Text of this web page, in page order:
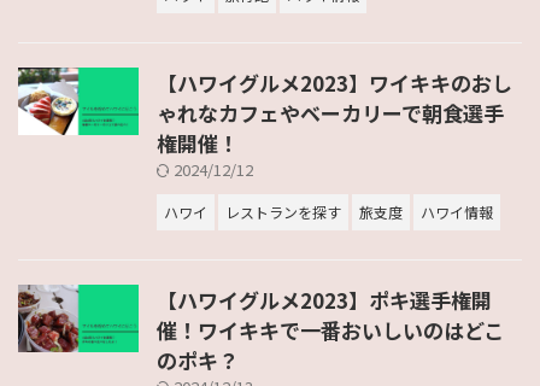
【ハワイグルメ2023】ワイキキのおし
ゃれなカフェやベーカリーで朝食選手
権開催！
2024/12/12
ハワイ レストランを探す 旅支度 ハワイ情報
【ハワイグルメ2023】ポキ選手権開
催！ワイキキで一番おいしいのはどこ
のポキ？